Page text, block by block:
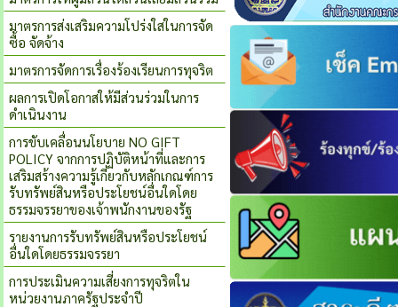
มาตรการส่งเสริมความโปร่งใสในการจัด
ซื้อ จัดจ้าง
มาตรการจัดการเรื่องร้องเรียนการทุจริต
ผลการเปิดโอกาสให้มีส่วนร่วมในการ
ดำเนินงาน
การขับเคลื่อนนโยบาย NO GIFT
POLICY จากการปฏิบัติหน้าที่และการ
เสริมสร้างความรู้เกี่ยวกับหลักเกณฑ์การ
รับทรัพย์สินหรือประโยชน์อื่นใดโดย
ธรรมจรรยาของเจ้าพนักงานของรัฐ
รายงานการรับทรัพย์สินหรือประโยชน์
อื่นใดโดยธรรมจรรยา
การประเมินความเสี่ยงการทุจริตใน
หน่วยงานภาครัฐประจำปี